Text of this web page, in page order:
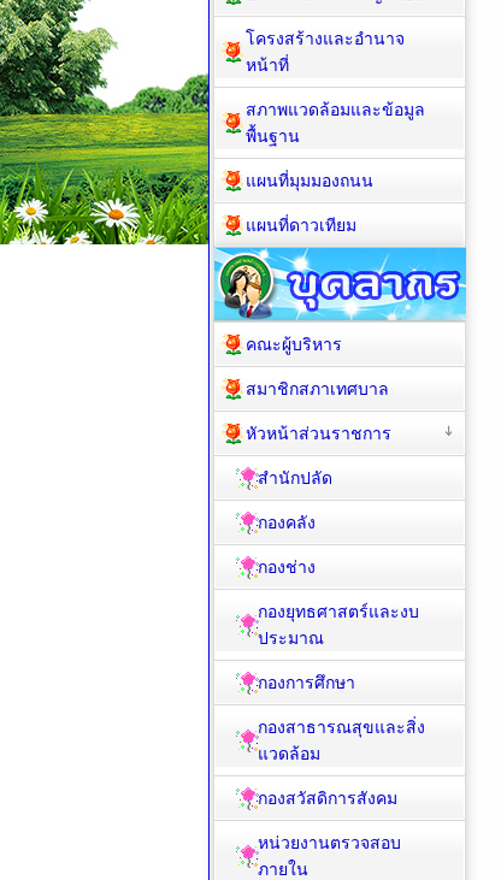
โครงสร้างและอำนาจ
หน้าที่
สภาพแวดล้อมและข้อมูล
พื้นฐาน
แผนที่มุมมองถนน
แผนที่ดาวเทียม
คณะผู้บริหาร
สมาชิกสภาเทศบาล
หัวหน้าส่วนราชการ
สำนักปลัด
กองคลัง
กองช่าง
กองยุทธศาสตร์และงบ
ประมาณ
กองการศึกษา
กองสาธารณสุขและสิ่ง
แวดล้อม
กองสวัสดิการสังคม
หน่วยงานตรวจสอบ
ภายใน